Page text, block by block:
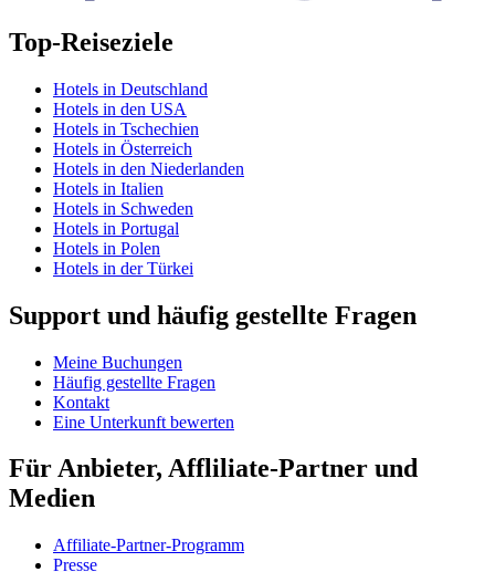
Top-Reiseziele
Hotels in Deutschland
Hotels in den USA
Hotels in Tschechien
Hotels in Österreich
Hotels in den Niederlanden
Hotels in Italien
Hotels in Schweden
Hotels in Portugal
Hotels in Polen
Hotels in der Türkei
Support und häufig gestellte Fragen
Meine Buchungen
Häufig gestellte Fragen
Kontakt
Eine Unterkunft bewerten
Für Anbieter, Affliliate-Partner und
Medien
Affiliate-Partner-Programm
Presse